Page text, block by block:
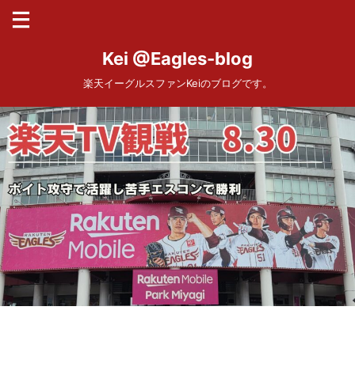
Kei @Eagles-blog
楽天イーグルスファンKeiのブログです。